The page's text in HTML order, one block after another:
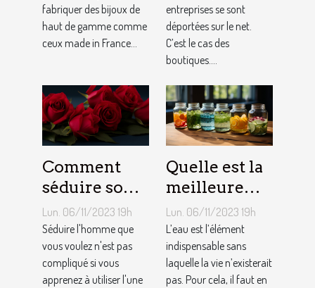
fabriquer des bijoux de
haut de gamme comme
ceux made in France...
entreprises se sont
déportées sur le net.
C’est le cas des
boutiques....
Comment
séduire son
homme ?
Lun. 06/11/2023 19h
Séduire l'homme que
vous voulez n'est pas
compliqué si vous
apprenez à utiliser l'une
Quelle est la
meilleure
quantité
d’eau qu’il
faut au
quotidien ?
Lun. 06/11/2023 19h
L’eau est l’élément
indispensable sans
laquelle la vie n’existerait
pas. Pour cela, il faut en